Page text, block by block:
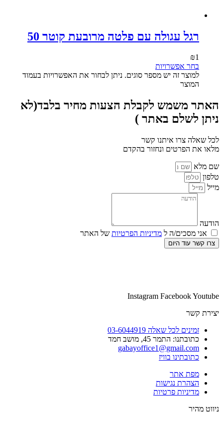
רגל עגולה עם פלטה מרובעת קוטר 50
₪1
בחר אפשרויות
למוצר זה יש מספר סוגים. ניתן לבחור את האפשרויות בעמוד
המוצר
האתר משמש לקבלת הצעות מחיר בלבד(לא
ניתן לשלם באתר )
לכל שאלה צרו איתנו קשר
מלאו את הפרטים ונחזור בהקדם
שם מלא
טלפון
מייל
הודעה
אני מסכים/ה ל מדיניות הפרטיות של האתר
צרו קשר עוד היום
Instagram FacebookYoutube
יצירת קשר
זמינים לכל שאלה 03-6044919
כתובתנו: התמר 45, מושב חמד​
gabayoffice1@gmail.com
כתובתינו בוויז
מפת אתר
הצהרת נגישות
מדיניות פרטיות
ניווט מהיר